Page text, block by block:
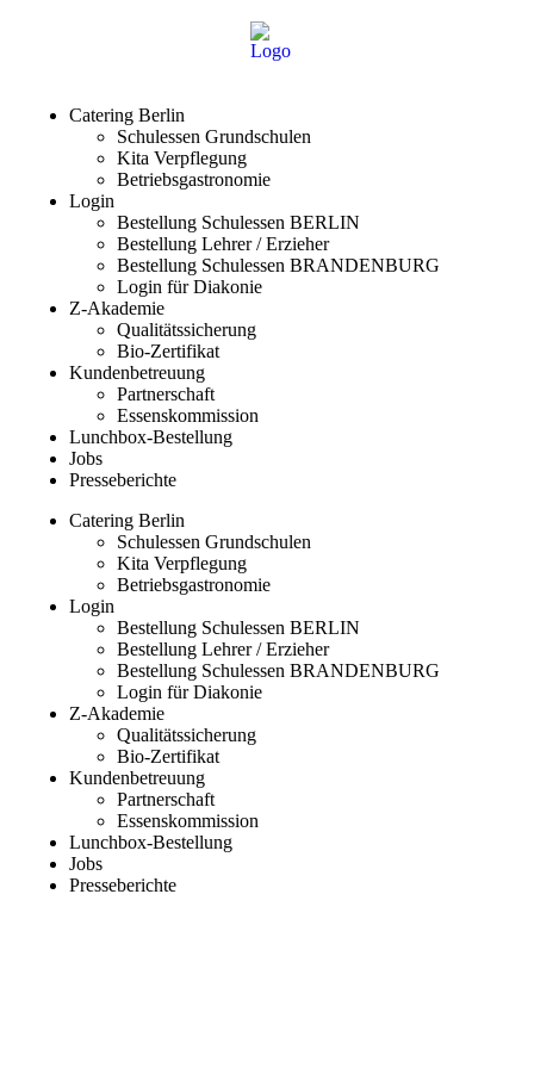
Catering Berlin
Schulessen Grundschulen
Kita Verpflegung
Betriebsgastronomie
Login
Bestellung Schulessen BERLIN
Bestellung Lehrer / Erzieher
Bestellung Schulessen BRANDENBURG
Login für Diakonie
Z-Akademie
Qualitätssicherung
Bio-Zertifikat
Kundenbetreuung
Partnerschaft
Essenskommission
Lunchbox-Bestellung
Jobs
Presseberichte
Catering Berlin
Schulessen Grundschulen
Kita Verpflegung
Betriebsgastronomie
Login
Bestellung Schulessen BERLIN
Bestellung Lehrer / Erzieher
Bestellung Schulessen BRANDENBURG
Login für Diakonie
Z-Akademie
Qualitätssicherung
Bio-Zertifikat
Kundenbetreuung
Partnerschaft
Essenskommission
Lunchbox-Bestellung
Jobs
Presseberichte